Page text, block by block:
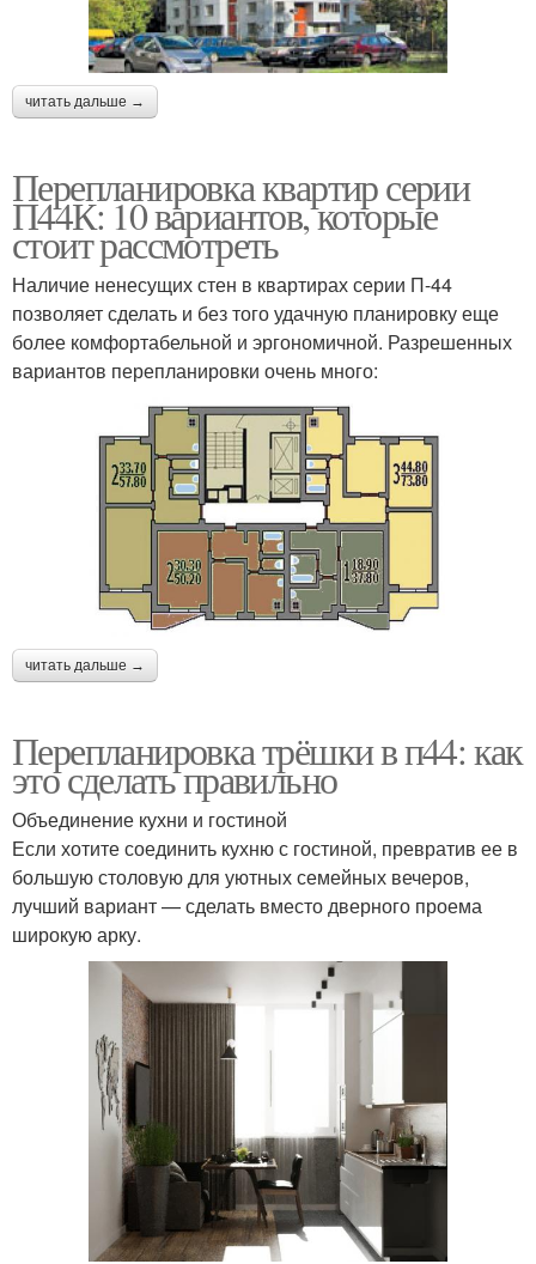
читать дальше →
Перепланировка квартир серии
П44К: 10 вариантов, которые
стоит рассмотреть
Наличие ненесущих стен в квартирах серии П-44
позволяет сделать и без того удачную планировку еще
более комфортабельной и эргономичной. Разрешенных
вариантов перепланировки очень много:
читать дальше →
Перепланировка трёшки в п44: как
это сделать правильно
Объединение кухни и гостиной
Если хотите соединить кухню с гостиной, превратив ее в
большую столовую для уютных семейных вечеров,
лучший вариант — сделать вместо дверного проема
широкую арку.